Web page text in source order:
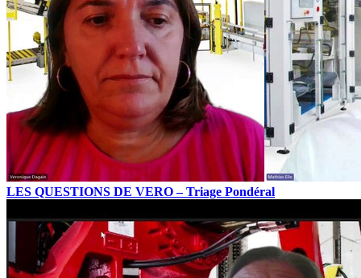
LES QUESTIONS DE VERO – Triage Pondéral